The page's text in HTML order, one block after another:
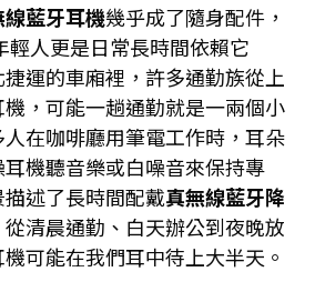
線藍牙耳機幾乎成了隨身配件，
輕人更是日常長時間依賴它
運的車廂裡，許多通勤族從上
，可能一趟通勤就是一兩個小
在咖啡廳用筆電工作時，耳朵
耳機聽音樂或白噪音來保持專
述了長時間配戴真無線藍牙降
清晨通勤、白天辦公到夜晚放
可能在我們耳中待上大半天。